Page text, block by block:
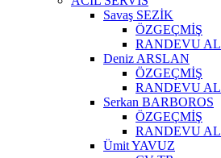
Savaş SEZİK
ÖZGEÇMİŞ
RANDEVU AL
Deniz ARSLAN
ÖZGEÇMİŞ
RANDEVU AL
Serkan BARBOROS
ÖZGEÇMİŞ
RANDEVU AL
Ümit YAVUZ